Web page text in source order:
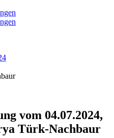
vom 04.07.2024,
Türk-Nachbaur